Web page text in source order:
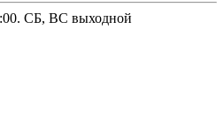
СБ, ВС выходной